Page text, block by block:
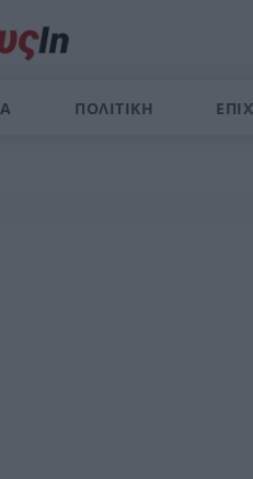
ΠΟΛΙΤΙΚΗ